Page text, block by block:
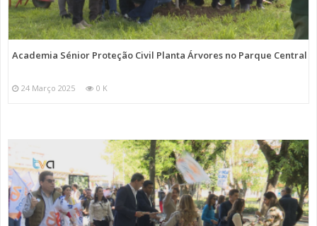
Academia Sénior Proteção Civil Planta Árvores no Parque Central
24 Março 2025 0 K